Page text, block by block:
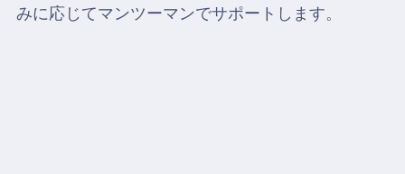
みに応じてマンツーマンでサポートします。